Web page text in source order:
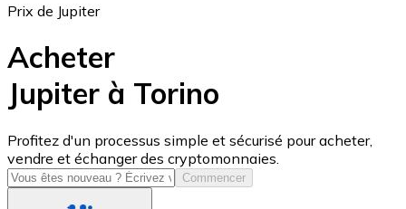
USD Coin
USDC
Prix de Jupiter
Acheter
Jupiter à Torino
Profitez d'un processus simple et sécurisé pour acheter,
vendre et échanger des cryptomonnaies.
Commencer